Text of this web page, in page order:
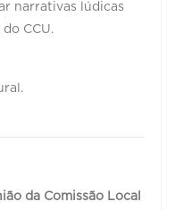
narrativas lúdicas
CCU.
da Comissão Local